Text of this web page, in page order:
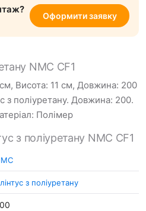
Оформити заявку
NMC CF1
Висота: 11 см, Довжина: 200
з поліуретану. Довжина: 200.
Полімер
з поліуретану NMC CF1
з поліуретану